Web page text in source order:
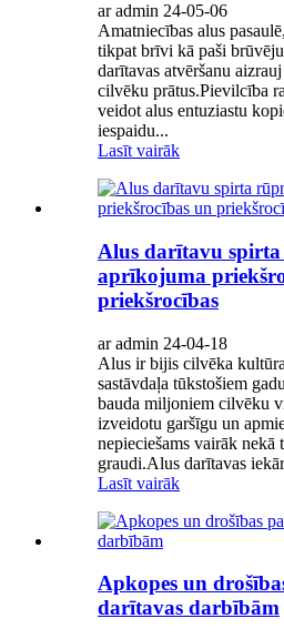
ar admin 24-05-06
Amatniecības alus
tikpat brīvi kā paši
darītavas atvēršanu
cilvēku prātus.Pievilcība
veidot alus entuziastu
iespaidu...
Lasīt vairāk
Alus darītavu
aprīkojuma
priekšrocības
ar admin 24-04-18
Alus ir bijis cilvēka
sastāvdaļa tūkstošiem
bauda miljoniem cilvēku
izveidotu garšīgu un
nepieciešams vairāk nekā
graudi.Alus darītavas
Lasīt vairāk
Apkopes un
darītavas darbībām